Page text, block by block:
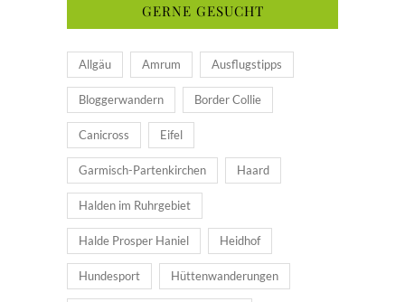
GERNE GESUCHT
Allgäu Amrum Ausflugstipps
Bloggerwandern Border Collie
Canicross Eifel
Garmisch-Partenkirchen Haard
Halden im Ruhrgebiet
Halde Prosper Haniel Heidhof
Hundesport Hüttenwanderungen